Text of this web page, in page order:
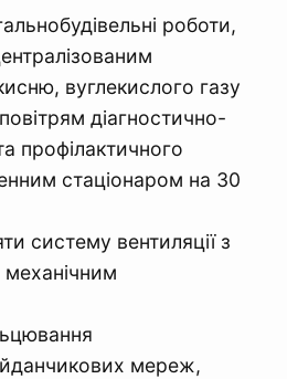
роботи,
вуглекислого газу
діагностично-
профілактичного
стаціонаром на 30
систему вентиляції з
мереж,